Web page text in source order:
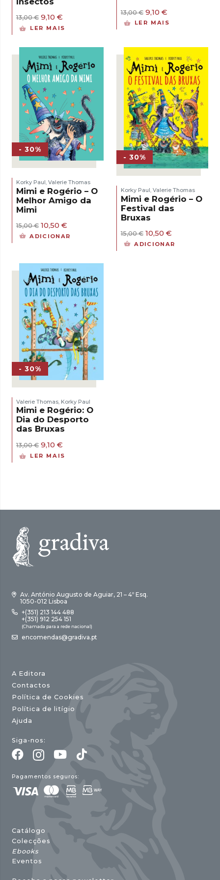
13,00€ O
preço
original
13,00 €.
9,10 €
preço
atual
9,10 €.
LER MAIS
13,00€ O
preço
9,10 €O
preço
LER MAIS
- 30%
Korky Paul Valerie Thomas
Mimi e Rogério – O
Melhor Amigo da
Mimi
15,00€ O
preço
10,50 €
preço
ADICIONAR
- 30%
Korky Paul Valerie Thomas
Mimi e Rogério – O
Festival das
Bruxas
15,00€ O
preço
10,50 €O
preço
ADICIONAR
- 30%
Valerie Thomas Korky Paul
Mimi e Rogério: O
Dia do Desporto
das Bruxas
13,00€ O
preço
original
9,10 €
preço
atual
LER MAIS
Av. António Augusto de Aguiar, 21 – 4º Esq.
1050-012 Lisboa
+(351) 213 144 488
+(351) 912 254 151
(Chamada para a rede nacional)
encomendas@gradiva.pt
A Editora
Contactos
Política de Cookies
Política de litígio
Ajuda
Siga-nos:
Pagamentos seguros:
Catálogo
Colecções
Ebooks
Eventos